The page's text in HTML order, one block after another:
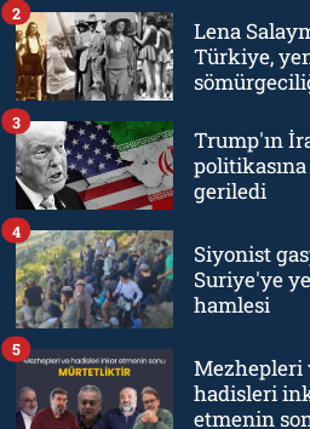
Lena
Türkiye,
2
Trump'ın
geriledi
3
Siyonist
Suriye'ye
hamlesi
4
Mezhepleri
hadisleri
etmenin
5